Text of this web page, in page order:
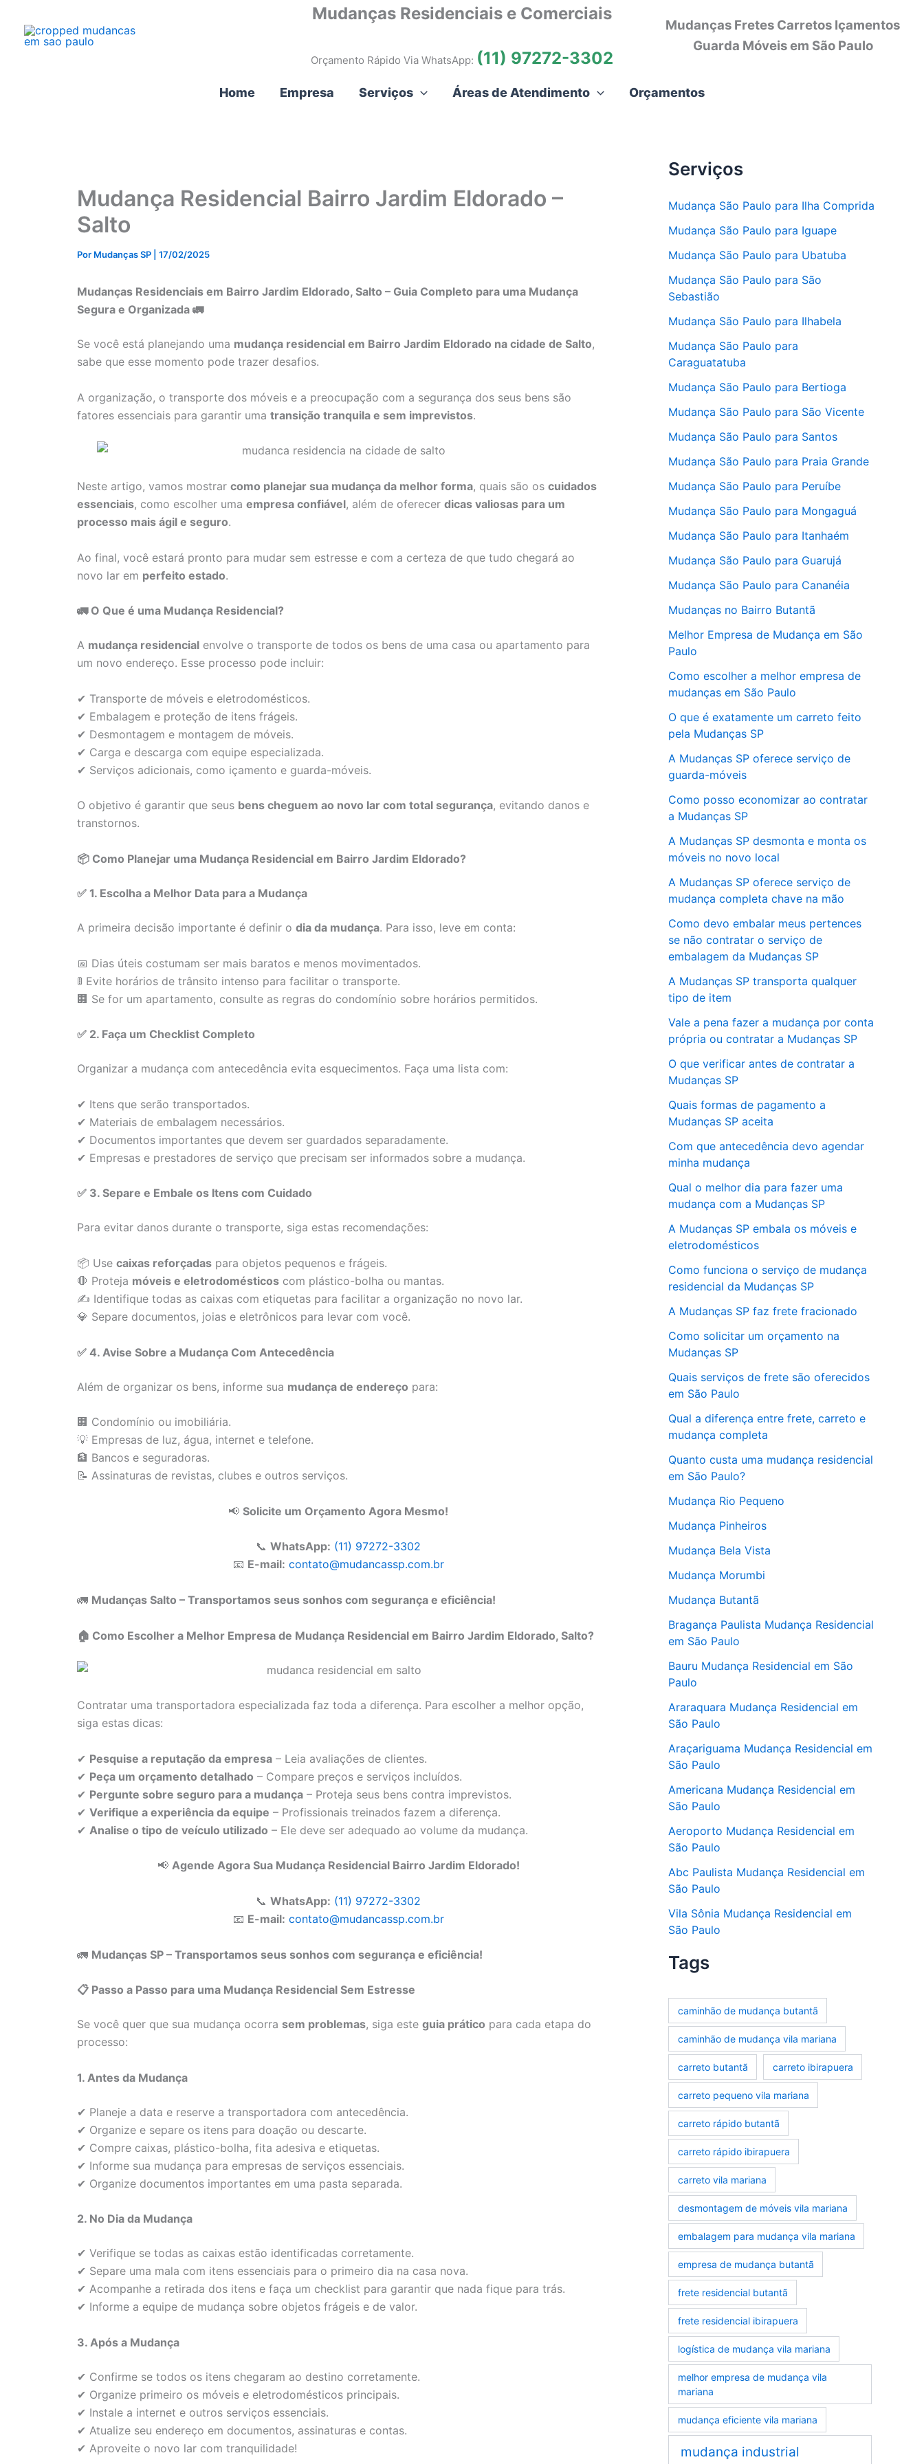
Mudanças Residenciais e Comerciais
Orçamento Rápido Via WhatsApp: (11) 97272-3302
Mudanças Fretes Carretos Içamentos
Guarda Móveis em São Paulo
Home Empresa Serviços Áreas de Atendimento Orçamentos
Mudança Residencial Bairro Jardim Eldorado –
Salto
Por Mudanças SP 17/02/2025
Mudanças Residenciais em Bairro Jardim Eldorado, Salto – Guia Completo para uma Mudança
Segura e Organizada 🚛
Se você está planejando uma mudança residencial em Bairro Jardim Eldorado na cidade de Salto,
sabe que esse momento pode trazer desafios.
A organização, o transporte dos móveis e a preocupação com a segurança dos seus bens são
fatores essenciais para garantir uma transição tranquila e sem imprevistos.
Neste artigo, vamos mostrar como planejar sua mudança da melhor forma, quais são os cuidados
essenciais, como escolher uma empresa confiável, além de oferecer dicas valiosas para um
processo mais ágil e seguro.
Ao final, você estará pronto para mudar sem estresse e com a certeza de que tudo chegará ao
novo lar em perfeito estado.
🚛 O Que é uma Mudança Residencial?
A mudança residencial envolve o transporte de todos os bens de uma casa ou apartamento para
um novo endereço. Esse processo pode incluir:
✔ Transporte de móveis e eletrodomésticos.
✔ Embalagem e proteção de itens frágeis.
✔ Desmontagem e montagem de móveis.
✔ Carga e descarga com equipe especializada.
✔ Serviços adicionais, como içamento e guarda-móveis.
O objetivo é garantir que seus bens cheguem ao novo lar com total segurança, evitando danos e
transtornos.
📦 Como Planejar uma Mudança Residencial em Bairro Jardim Eldorado?
✅ 1. Escolha a Melhor Data para a Mudança
A primeira decisão importante é definir o dia da mudança. Para isso, leve em conta:
📅 Dias úteis costumam ser mais baratos e menos movimentados.
🚦 Evite horários de trânsito intenso para facilitar o transporte.
🏢 Se for um apartamento, consulte as regras do condomínio sobre horários permitidos.
✅ 2. Faça um Checklist Completo
Organizar a mudança com antecedência evita esquecimentos. Faça uma lista com:
✔ Itens que serão transportados.
✔ Materiais de embalagem necessários.
✔ Documentos importantes que devem ser guardados separadamente.
✔ Empresas e prestadores de serviço que precisam ser informados sobre a mudança.
✅ 3. Separe e Embale os Itens com Cuidado
Para evitar danos durante o transporte, siga estas recomendações:
📦 Use caixas reforçadas para objetos pequenos e frágeis.
🛑 Proteja móveis e eletrodomésticos com plástico-bolha ou mantas.
✍ Identifique todas as caixas com etiquetas para facilitar a organização no novo lar.
💎 Separe documentos, joias e eletrônicos para levar com você.
✅ 4. Avise Sobre a Mudança Com Antecedência
Além de organizar os bens, informe sua mudança de endereço para:
🏢 Condomínio ou imobiliária.
💡 Empresas de luz, água, internet e telefone.
🏦 Bancos e seguradoras.
📝 Assinaturas de revistas, clubes e outros serviços.
📢 Solicite um Orçamento Agora Mesmo!
📞 WhatsApp: (11) 97272-3302
📧 E-mail: contato@mudancassp.com.br
🚛 Mudanças Salto – Transportamos seus sonhos com segurança e eficiência!
🏠 Como Escolher a Melhor Empresa de Mudança Residencial em Bairro Jardim Eldorado, Salto?
Contratar uma transportadora especializada faz toda a diferença. Para escolher a melhor opção,
siga estas dicas:
✔ Pesquise a reputação da empresa – Leia avaliações de clientes.
✔ Peça um orçamento detalhado – Compare preços e serviços incluídos.
✔ Pergunte sobre seguro para a mudança – Proteja seus bens contra imprevistos.
✔ Verifique a experiência da equipe – Profissionais treinados fazem a diferença.
✔ Analise o tipo de veículo utilizado – Ele deve ser adequado ao volume da mudança.
📢 Agende Agora Sua Mudança Residencial Bairro Jardim Eldorado!
📞 WhatsApp: (11) 97272-3302
📧 E-mail: contato@mudancassp.com.br
🚛 Mudanças SP – Transportamos seus sonhos com segurança e eficiência!
📋 Passo a Passo para uma Mudança Residencial Sem Estresse
Se você quer que sua mudança ocorra sem problemas, siga este guia prático para cada etapa do
processo:
1. Antes da Mudança
✔ Planeje a data e reserve a transportadora com antecedência.
✔ Organize e separe os itens para doação ou descarte.
✔ Compre caixas, plástico-bolha, fita adesiva e etiquetas.
✔ Informe sua mudança para empresas de serviços essenciais.
✔ Organize documentos importantes em uma pasta separada.
2. No Dia da Mudança
✔ Verifique se todas as caixas estão identificadas corretamente.
✔ Separe uma mala com itens essenciais para o primeiro dia na casa nova.
✔ Acompanhe a retirada dos itens e faça um checklist para garantir que nada fique para trás.
✔ Informe a equipe de mudança sobre objetos frágeis e de valor.
3. Após a Mudança
✔ Confirme se todos os itens chegaram ao destino corretamente.
✔ Organize primeiro os móveis e eletrodomésticos principais.
✔ Instale a internet e outros serviços essenciais.
✔ Atualize seu endereço em documentos, assinaturas e contas.
✔ Aproveite o novo lar com tranquilidade!
Serviços
Mudança São Paulo para Ilha Comprida
Mudança São Paulo para Iguape
Mudança São Paulo para Ubatuba
Mudança São Paulo para São
Sebastião
Mudança São Paulo para Ilhabela
Mudança São Paulo para
Caraguatatuba
Mudança São Paulo para Bertioga
Mudança São Paulo para São Vicente
Mudança São Paulo para Santos
Mudança São Paulo para Praia Grande
Mudança São Paulo para Peruíbe
Mudança São Paulo para Mongaguá
Mudança São Paulo para Itanhaém
Mudança São Paulo para Guarujá
Mudança São Paulo para Cananéia
Mudanças no Bairro Butantã
Melhor Empresa de Mudança em São
Paulo
Como escolher a melhor empresa de
mudanças em São Paulo
O que é exatamente um carreto feito
pela Mudanças SP
A Mudanças SP oferece serviço de
guarda-móveis
Como posso economizar ao contratar
a Mudanças SP
A Mudanças SP desmonta e monta os
móveis no novo local
A Mudanças SP oferece serviço de
mudança completa chave na mão
Como devo embalar meus pertences
se não contratar o serviço de
embalagem da Mudanças SP
A Mudanças SP transporta qualquer
tipo de item
Vale a pena fazer a mudança por conta
própria ou contratar a Mudanças SP
O que verificar antes de contratar a
Mudanças SP
Quais formas de pagamento a
Mudanças SP aceita
Com que antecedência devo agendar
minha mudança
Qual o melhor dia para fazer uma
mudança com a Mudanças SP
A Mudanças SP embala os móveis e
eletrodomésticos
Como funciona o serviço de mudança
residencial da Mudanças SP
A Mudanças SP faz frete fracionado
Como solicitar um orçamento na
Mudanças SP
Quais serviços de frete são oferecidos
em São Paulo
Qual a diferença entre frete, carreto e
mudança completa
Quanto custa uma mudança residencial
em São Paulo?
Mudança Rio Pequeno
Mudança Pinheiros
Mudança Bela Vista
Mudança Morumbi
Mudança Butantã
Bragança Paulista Mudança Residencial
em São Paulo
Bauru Mudança Residencial em São
Paulo
Araraquara Mudança Residencial em
São Paulo
Araçariguama Mudança Residencial em
São Paulo
Americana Mudança Residencial em
São Paulo
Aeroporto Mudança Residencial em
São Paulo
Abc Paulista Mudança Residencial em
São Paulo
Vila Sônia Mudança Residencial em
São Paulo
Tags
caminhão de mudança butantã
caminhão de mudança vila mariana
carreto butantã carreto ibirapuera
carreto pequeno vila mariana
carreto rápido butantã
carreto rápido ibirapuera
carreto vila mariana
desmontagem de móveis vila mariana
embalagem para mudança vila mariana
empresa de mudança butantã
frete residencial butantã
frete residencial ibirapuera
logística de mudança vila mariana
melhor empresa de mudança vila
mariana
mudança eficiente vila mariana
mudança industrial